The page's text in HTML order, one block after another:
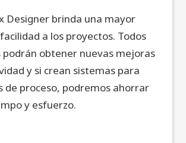
Designer brinda una mayor
a los proyectos. Todos
podrán obtener nuevas mejoras
y si crean sistemas para
de proceso, podremos ahorrar
y esfuerzo.